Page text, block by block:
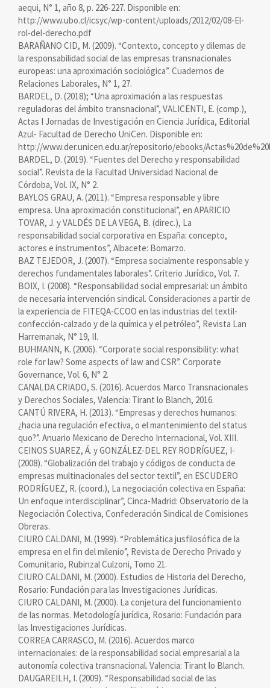
aequi, N° 1, año 8, p. 226-227. Disponible en:
http://www.ubo.cl/icsyc/wp-content/uploads/2012/02/08-El-
rol-del-derecho.pdf
BARAÑANO CID, M. (2009). “Contexto, concepto y dilemas de
la responsabilidad social de las empresas transnacionales
europeas: una aproximación sociológica”. Cuadernos de
Relaciones Laborales, N° 1, 27.
BARDEL, D. (2018); “Una aproximación a las respuestas
reguladoras del ámbito transnacional”, VALICENTI, E. (comp.),
Actas I Jornadas de Investigación en Ciencia Jurídica, Editorial
Azul- Facultad de Derecho UniCen. Disponible en:
http://www.der.unicen.edu.ar/repositorio/ebooks/
BARDEL, D. (2019). “Fuentes del Derecho y responsabilidad
social”. Revista de la Facultad Universidad Nacional de
Córdoba, Vol. IX, N° 2.
BAYLOS GRAU, A. (2011). “Empresa responsable y libre
empresa. Una aproximación constitucional”, en APARICIO
TOVAR, J. y VALDÉS DE LA VEGA, B. (direc.), La
responsabilidad social corporativa en España: concepto,
actores e instrumentos”, Albacete: Bomarzo.
BAZ TEJEDOR, J. (2007). “Empresa socialmente responsable y
derechos fundamentales laborales”. Criterio Jurídico, Vol. 7.
BOIX, I. (2008). “Responsabilidad social empresarial: un ámbito
de necesaria intervención sindical. Consideraciones a partir de
la experiencia de FITEQA-CCOO en las industrias del textil-
confección-calzado y de la química y el petróleo”, Revista Lan
Harremanak, N° 19, II.
BUHMANN, K. (2006). “Corporate social responsibility: what
role for law? Some aspects of law and CSR”. Corporate
Governance, Vol. 6, N° 2.
CANALDA CRIADO, S. (2016). Acuerdos Marco Transnacionales
y Derechos Sociales, Valencia: Tirant lo Blanch, 2016.
CANTÚ RIVERA, H. (2013). “Empresas y derechos humanos:
¿hacia una regulación efectiva, o el mantenimiento del status
quo?”. Anuario Mexicano de Derecho Internacional, Vol. XIII.
CEINOS SUAREZ, Á. y GONZÁLEZ-DEL REY RODRÍGUEZ, I-
(2008). “Globalización del trabajo y códigos de conducta de
empresas multinacionales del sector textil”, en ESCUDERO
RODRÍGUEZ, R. (coord.), La negociación colectiva en España:
Un enfoque interdisciplinar”, Cinca-Madrid: Observatorio de la
Negociación Colectiva, Confederación Sindical de Comisiones
Obreras.
CIURO CALDANI, M. (1999). “Problemática jusfilosófica de la
empresa en el fin del milenio”, Revista de Derecho Privado y
Comunitario, Rubinzal Culzoni, Tomo 21.
CIURO CALDANI, M. (2000). Estudios de Historia del Derecho,
Rosario: Fundación para las Investigaciones Jurídicas.
CIURO CALDANI, M. (2000). La conjetura del funcionamiento
de las normas. Metodología jurídica, Rosario: Fundación para
las Investigaciones Jurídicas.
CORREA CARRASCO, M. (2016). Acuerdos marco
internacionales: de la responsabilidad social empresarial a la
autonomía colectiva transnacional. Valencia: Tirant lo Blanch.
DAUGAREILH, I. (2009). “Responsabilidad social de las